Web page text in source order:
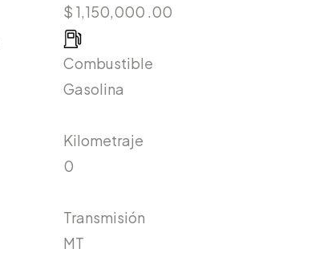
$ 1,150,000 .00
Combustible
Gasolina
Kilometraje
0
Transmisión
MT